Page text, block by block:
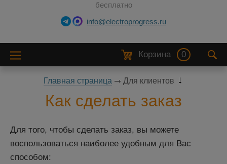
бесплатно
info@electroprogress.ru
Корзина 0
Главная страница Для клиентов
Как сделать заказ
Для того, чтобы сделать заказ, вы можете
воспользоваться наиболее удобным для Вас
способом: